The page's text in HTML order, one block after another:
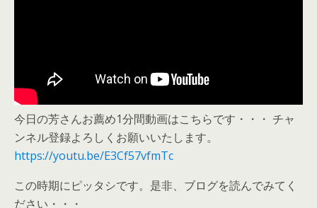
今日の芳さんお薦め1分間動画はこちらです・・・ チャ
ンネル登録よろしくお願いいたします。
https://youtu.be/E3Cf57vfmTc
この時期にピッタシです。是非、ブログを読んでみてく
ださい・・・